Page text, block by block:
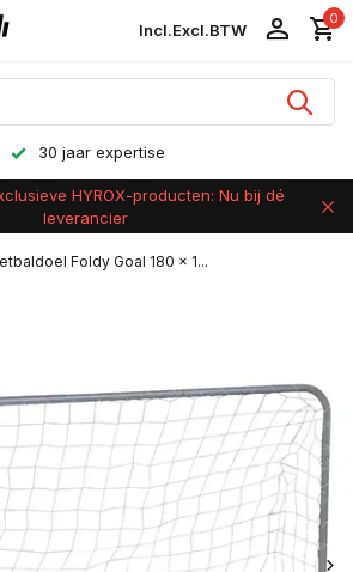
Incl.Excl.BTW
0
30 jaar expertise
HYROX-producten: Nu bij dé
leverancier
Foldy Goal 180 x 1...